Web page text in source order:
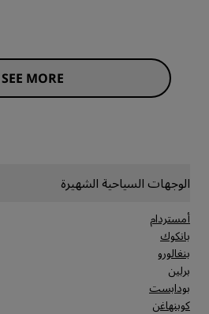
SEE MORE
الوجهات السياحية الشهيرة
أمستردام
بانكوك
بنغالورو
برلين
بودابست
كوبنهاغن